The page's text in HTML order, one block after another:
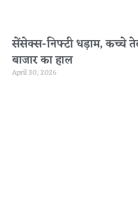
सेंसेक्स-निफ्टी धड़ाम, कच्चे
बाजार का हाल
April 30, 2026